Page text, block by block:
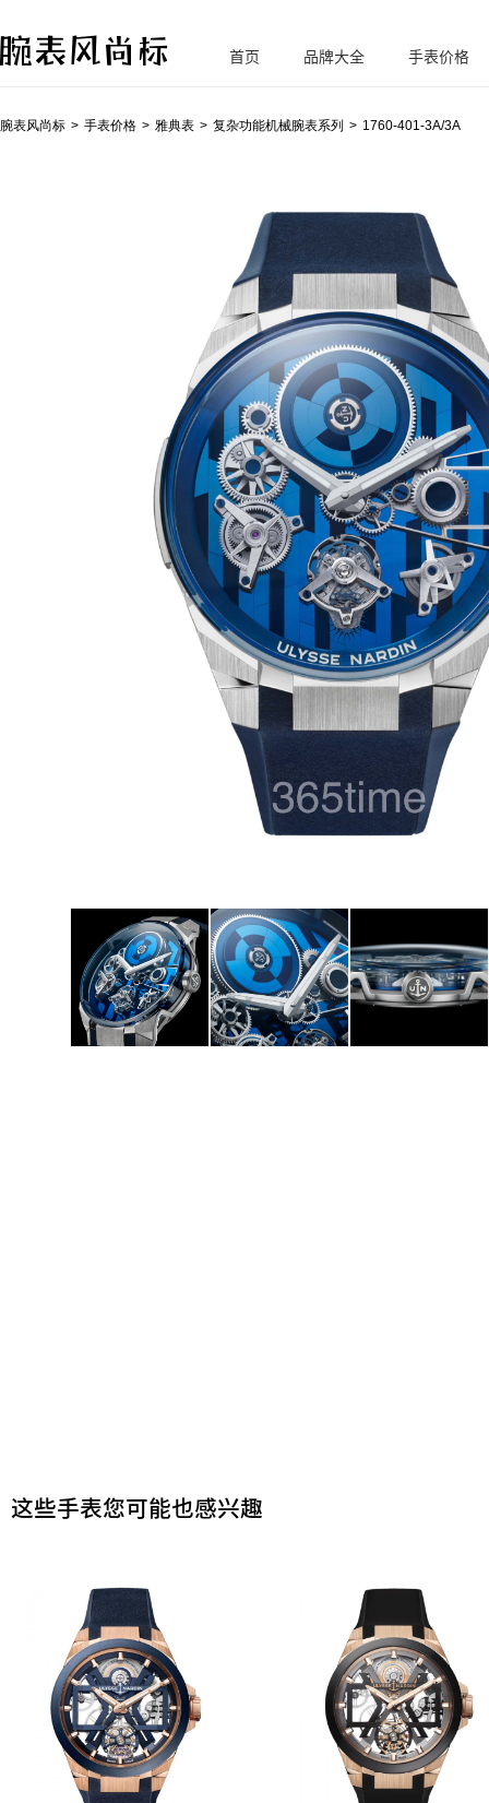
腕
首页 品牌大全 手表价格
腕表风尚标 手表价格 雅典表 复杂功能机械腕表系列 1760-401-3A/3A
这些手表您可能也感兴趣